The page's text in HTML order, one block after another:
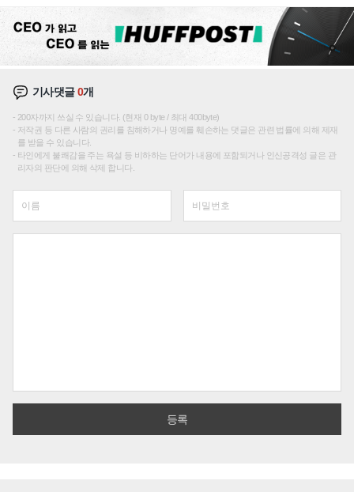
기사댓글0개
200자까지 쓰실 수 있습니다. (현재 0 byte / 최대 400byte)
저작권 등 다른 사람의 권리를 침해하거나 명예를 훼손하는 댓글은 관련 법률에 의해 제재
를 받을 수 있습니다.
타인에게 불쾌감을 주는 욕설 등 비하하는 단어가 내용에 포함되거나 인신공격성 글은 관
리자의 판단에 의해 삭제 합니다.